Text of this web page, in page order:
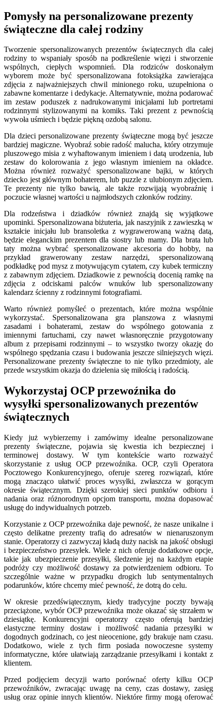
Pomysły na personalizowane prezenty
świąteczne dla całej rodziny
Tworzenie spersonalizowanych prezentów świątecznych dla całej
rodziny to wspaniały sposób na podkreślenie więzi i stworzenie
wspólnych, ciepłych wspomnień. Dla rodziców doskonałym
wyborem może być spersonalizowana fotoksiążka zawierająca
zdjęcia z najważniejszych chwil minionego roku, uzupełniona o
zabawne komentarze i dedykacje. Alternatywnie, można podarować
im zestaw poduszek z nadrukowanymi inicjałami lub portretami
rodzinnymi stylizowanymi na komiks. Taki prezent z pewnością
wywoła uśmiech i będzie piękną ozdobą salonu.
Dla dzieci personalizowane prezenty świąteczne mogą być jeszcze
bardziej magiczne. Wyobraź sobie radość malucha, który otrzymuje
pluszowego misia z wyhaftowanym imieniem i datą urodzenia, lub
zestaw do kolorowania z jego własnym imieniem na okładce.
Można również rozważyć spersonalizowane bajki, w których
dziecko jest głównym bohaterem, lub puzzle z ulubionym zdjęciem.
Te prezenty nie tylko bawią, ale także rozwijają wyobraźnię i
poczucie własnej wartości u najmłodszych członków rodziny.
Dla rodzeństwa i dziadków również znajdą się wyjątkowe
upominki. Spersonalizowana biżuteria, jak naszyjnik z zawieszką w
kształcie inicjału lub bransoletka z wygrawerowaną ważną datą,
będzie eleganckim prezentem dla siostry lub mamy. Dla brata lub
taty można wybrać spersonalizowane akcesoria do hobby, na
przykład grawerowany zestaw narzędzi, spersonalizowaną
podkładkę pod mysz z motywującym cytatem, czy kubek termiczny
z zabawnym zdjęciem. Dziadkowie z pewnością docenią ramkę na
zdjęcia z odciskami palców wnuków lub spersonalizowany
kalendarz ścienny z rodzinnymi fotografiami.
Warto również pomyśleć o prezentach, które można wspólnie
wykorzystać. Spersonalizowana gra planszowa z własnymi
zasadami i bohaterami, zestaw do wspólnego gotowania z
imiennymi fartuchami, czy nawet własnoręcznie przygotowany
album z przepisami rodzinnymi – to wszystko tworzy okazję do
wspólnego spędzania czasu i budowania jeszcze silniejszych więzi.
Personalizowane prezenty świąteczne to nie tylko przedmioty, ale
przede wszystkim okazja do dzielenia się miłością i radością.
Wykorzystaj OCP przewoźnika do
wysyłki spersonalizowanych prezentów
świątecznych
Kiedy już wybierzemy i zamówimy idealne personalizowane
prezenty świąteczne, pojawia się kwestia ich bezpiecznej i
terminowej dostawy. W tym kontekście warto rozważyć
skorzystanie z usług OCP przewoźnika. OCP, czyli Operatora
Pocztowego Konkurencyjnego, oferuje szereg rozwiązań, które
mogą znacząco ułatwić proces wysyłki, zwłaszcza w gorącym
okresie świątecznym. Dzięki szerokiej sieci punktów odbioru i
nadania oraz różnorodnym opcjom transportu, można dopasować
usługę do indywidualnych potrzeb.
Korzystanie z OCP przewoźnika daje pewność, że nasze unikalne i
często delikatne prezenty trafią do adresatów w nienaruszonym
stanie. Operatorzy ci zazwyczaj kładą duży nacisk na jakość obsługi
i bezpieczeństwo przesyłek. Wiele z nich oferuje dodatkowe opcje,
takie jak ubezpieczenie przesyłki, śledzenie jej na każdym etapie
podróży czy możliwość dostawy za potwierdzeniem odbioru. To
szczególnie ważne w przypadku drogich lub sentymentalnych
podarunków, które chcemy mieć pewność, że dotrą do celu.
W okresie przedświątecznym, kiedy tradycyjne poczty bywają
przeciążone, wybór OCP przewoźnika może okazać się strzałem w
dziesiątkę. Konkurencyjni operatorzy często oferują bardziej
elastyczne terminy dostaw i możliwość nadania przesyłki w
dogodnych godzinach, co jest nieocenione, gdy brakuje nam czasu.
Dodatkowo, wiele z tych firm posiada nowoczesne systemy
informatyczne, które ułatwiają zarządzanie przesyłkami i kontakt z
klientem.
Przed podjęciem decyzji warto porównać oferty kilku OCP
przewoźników, zwracając uwagę na ceny, czas dostawy, zasięg
usług oraz opinie innych klientów. Niektóre firmy mogą oferować